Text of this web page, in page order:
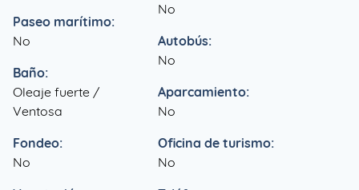
Paseo marítimo:
No
Baño:
Oleaje fuerte /
Ventosa
Fondeo:
No
No
Autobús:
No
Aparcamiento:
No
Oficina de turismo:
No